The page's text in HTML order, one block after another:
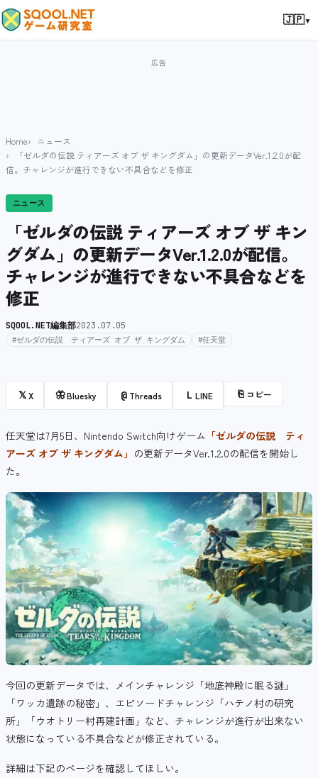
🇯🇵▾
Home
ニュース
「ゼルダの伝説 ティアーズ オブ ザ キングダム」の更新データVer.1.2.0が配
信。チャレンジが進行できない不具合などを修正
ニュース
「ゼルダの伝説 ティアーズ オブ ザ キン
グダム」の更新データVer.1.2.0が配信。
チャレンジが進行できない不具合などを
修正
SQOOL.NET編集部2023.07.05
#ゼルダの伝説 ティアーズ オブ ザ キングダム #任天堂
𝕏X 🦋Bluesky @ Threads L LINE ⎘ コピー
任天堂は7月5日、Nintendo Switch向けゲーム 「ゼルダの伝説 ティ
アーズ オブ ザ キングダム」 の更新データVer.1.2.0の配信を開始し
た。
今回の更新データでは、メインチャレンジ「地底神殿に眠る謎」
「ワッカ遺跡の秘密」、エピソードチャレンジ「ハテノ村の研究
所」「ウオトリー村再建計画」など、チャレンジが進行が出来ない
状態になっている不具合などが修正されている。
詳細は下記のページを確認してほしい。